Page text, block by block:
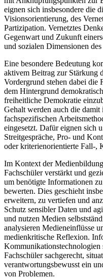
eignen sich insbesondere die
Visionsorientierung, des
Partizipation. Vernetztes
Gegenwart und Zukunft
und sozialen Dimensionen
Eine besondere Bedeutung
aktivem Beitrag zur Stärkung
Vordergrund stehen dabei die
dem Hintergrund
freiheitliche Demokra­tie
Gehalt werden auch die damit
fachspezifischen
eingesetzt. Dafür eignen sich
Streitgespräche, Pro- und
oder kriterienorientierte Fall-,
Im Kontext der
Fachschüler verstärkt und
um benötigte Informationen
bewerten. Dies geschieht
erweitern, zu vertiefen und
Schutz sensibler Daten und
und nutzen Medien
analysieren Medieneinflüsse
medienkritische Reflexion.
Kommunikationstechnologien
Fachschüler sachgerecht,
verantwortungsbewusst ein
von Problemen.